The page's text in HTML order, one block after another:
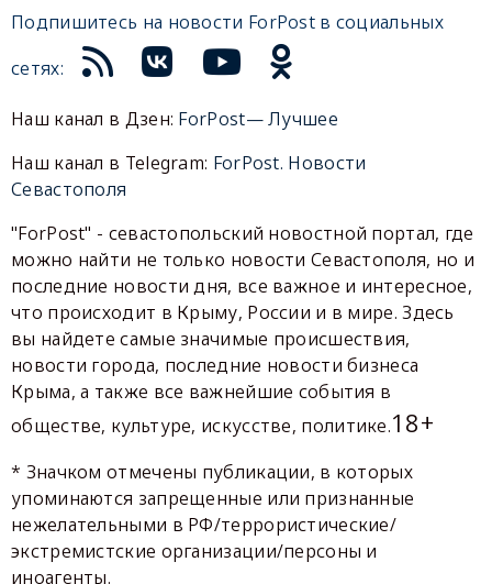
Подпишитесь на новости ForPost в социальных
сетях:
Наш канал в Дзен: ForPost— Лучшее
Наш канал в Telegram: ForPost. Новости
Севастополя
"ForPost" - севастопольский новостной портал, где
можно найти не только новости Севастополя, но и
последние новости дня, все важное и интересное,
что происходит в Крыму, России и в мире. Здесь
вы найдете самые значимые происшествия,
новости города, последние новости бизнеса
Крыма, а также все важнейшие события в
обществе, культуре, искусстве, политике.18+
* Значком отмечены публикации, в которых
упоминаются запрещенные или признанные
нежелательными в РФ/террористические/
экстремистские организации/персоны и
иноагенты.